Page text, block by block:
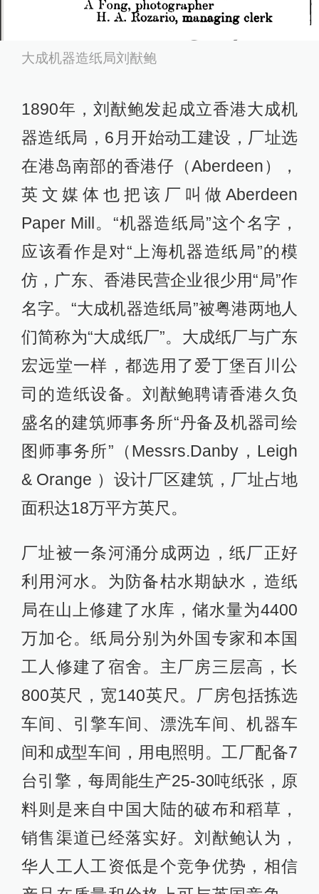
大成机器造纸局刘猷鲍
1890年，刘猷鲍发起成立香港大成机
器造纸局，6月开始动工建设，厂址选
在港岛南部的香港仔（Aberdeen），
英文媒体也把该厂叫做Aberdeen
Paper Mill。“机器造纸局”这个名字，
应该看作是对“上海机器造纸局”的模
仿，广东、香港民营企业很少用“局”作
名字。“大成机器造纸局”被粤港两地人
们简称为“大成纸厂”。大成纸厂与广东
宏远堂一样，都选用了爱丁堡百川公
司的造纸设备。刘猷鲍聘请香港久负
盛名的建筑师事务所“丹备及机器司绘
图师事务所”（Messrs.Danby，Leigh
& Orange ）设计厂区建筑，厂址占地
面积达18万平方英尺。
厂址被一条河涌分成两边，纸厂正好
利用河水。为防备枯水期缺水，造纸
局在山上修建了水库，储水量为4400
万加仑。纸局分别为外国专家和本国
工人修建了宿舍。主厂房三层高，长
800英尺，宽140英尺。厂房包括拣选
车间、引擎车间、漂洗车间、机器车
间和成型车间，用电照明。工厂配备7
台引擎，每周能生产25-30吨纸张，原
料则是来自中国大陆的破布和稻草，
销售渠道已经落实好。刘猷鲍认为，
华人工人工资低是个竞争优势，相信